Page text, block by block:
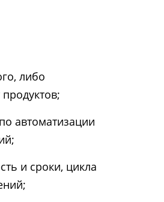
либо
автоматизации
и сроки, цикла